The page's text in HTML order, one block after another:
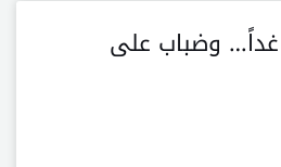
غداً… وضباب على